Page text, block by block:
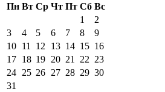
Пн Вт Ср Чт Пт Сб Вс
1
2
3
4 5 6 7 8
9
10 11 12 13 14 15 16
17 18 19 20 21 22 23
24 25 26 27 28 29 30
31